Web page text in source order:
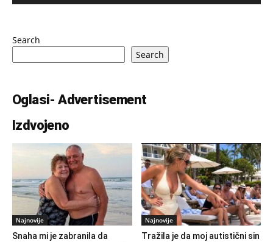
Search
Search
Oglasi- Advertisement
Izdvojeno
Najnovije
Snaha mi je zabranila da
Najnovije
Tražila je da moj autistični sin